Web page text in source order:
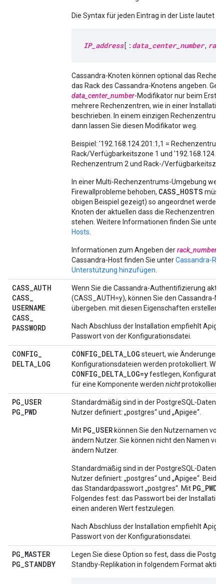
Die Syntax für jeden Eintrag in der Liste lautet
IP_address[: data_center_number,
Cassandra-Knoten können optional das
das Rack des Cassandra-Knotens angeben.
data_center_number-Modifikator nur beim
mehrere Rechenzentren, wie in einer
beschrieben. In einem einzigen Rechenzentrum
dann lassen Sie diesen Modifikator weg.
Beispiel: '192.168.124.201:1,1 = Rechenzentrum
Rack/Verfügbarkeitszone 1 und
Rechenzentrum 2 und Rack-/
In einer Multi-Rechenzentrums-Umgebung
Firewallprobleme behoben, CASS_HOSTS
obigen Beispiel gezeigt) so angeordnet werden,
Knoten der aktuellen dass die Rechenzentren
stehen. Weitere Informationen finden Sie unter
Hosts
Informationen zum Angeben derrack_number
Cassandra-Host finden Sie unterCassandra-
Unterstützung hinzufügen
CASS_AUTH
CASS_
USERNAME
CASS_
PASSWORD
Wenn Sie die Cassandra-Authentifizierung
(CASS_AUTH=y), können Sie den Cassandra-
übergeben. mit diesen Eigenschaften erstellen.
Nach Abschluss der Installation empfiehlt
Passwort von der Konfigurationsdatei.
CONFIG_
DELTA_LOG
CONFIG_DELTA_LOG steuert, wie Änderungen
Konfigurationsdateien werden protokolliert.
CONFIG_DELTA_LOG=yfestlegen,
für eine Komponente werden nichtprotokolliert.
PG_USER
PG_PWD
Standardmäßig sind in der PostgreSQL-
Nutzer definiert: „postgres“ und „Apigee“.
Mit PG_USER können Sie den Nutzernamen von
ändern Nutzer. Sie können nicht den Namen von
ändern Nutzer.
Standardmäßig sind in der PostgreSQL-
Nutzer definiert: „postgres“ und „Apigee“.
das Standardpasswort „postgres“. Mit PG_PWD
Folgendes fest: das Passwort bei der
einen anderen Wert festzulegen.
Nach Abschluss der Installation empfiehlt
Passwort von der Konfigurationsdatei.
PG_MASTER
PG_STANDBY
Legen Sie diese Option so fest, dass die
Standby-Replikation in folgendem Format